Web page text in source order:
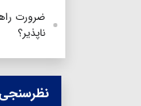
ضرورت
ناپذیر؟
نظرسنجی